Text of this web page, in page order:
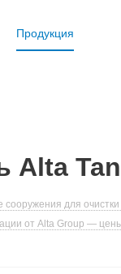
Продукция
Alta
для
от Alta Group —